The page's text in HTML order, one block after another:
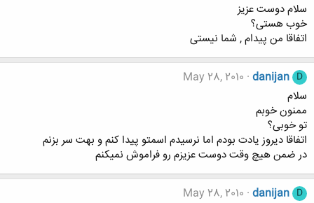
سلام دوست عزیز
خوب هستی؟
اتفاقا من پیدام , شما نیستی
D
danijan
May 28, 2010
سلام
ممنون خوبم
تو خوبی؟
اتفاقا دیروز یادت بودم اما نرسیدم اسمتو پیدا کنم و بهت سر بزنم
در ضمن هیچ وقت دوست عزیزم رو فراموش نمیکنم
D
danijan
May 28, 2010